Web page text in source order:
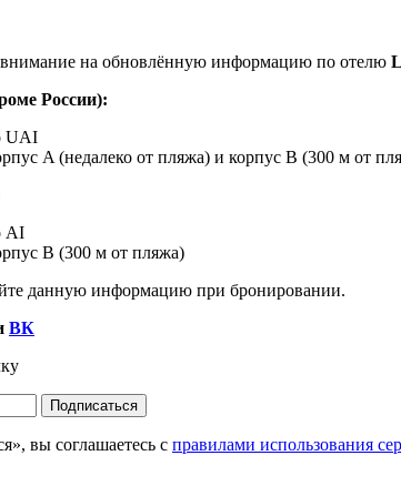
на обновлённую информацию по отелю
России):
UAI
A (недалеко от пляжа) и корпус B (300 м от
AI
B (300 м от пляжа)
данную информацию при бронировании.
ВК
Подписаться
вы соглашаетесь с правилами использования